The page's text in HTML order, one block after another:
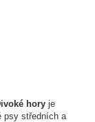
hory je
psy středních a